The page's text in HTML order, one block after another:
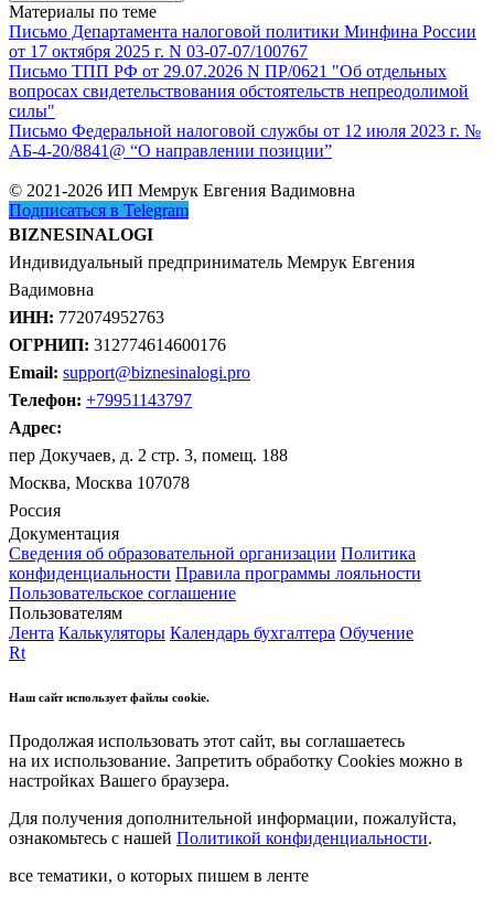
Материалы по теме
Письмо Департамента налоговой политики Минфина России
от 17 октября 2025 г. N 03-07-07/100767
Письмо ТПП РФ от 29.07.2026 N ПР/0621 "Об отдельных
вопросах свидетельствования обстоятельств непреодолимой
силы"
Письмо Федеральной налоговой службы от 12 июля 2023 г. №
АБ-4-20/8841@ “О направлении позиции”
© 2021-2026 ИП Мемрук Евгения Вадимовна
Подписаться в Telegram
BIZNESINALOGI
Индивидуальный предприниматель Мемрук Евгения
Вадимовна
ИНН: 772074952763
ОГРНИП: 312774614600176
Email: support@biznesinalogi.pro
Телефон: +79951143797
Адрес:
пер Докучаев, д. 2 стр. 3, помещ. 188
Москва, Москва 107078
Россия
Документация
Сведения об образовательной организации Политика
конфиденциальности Правила программы лояльности
Пользовательское соглашение
Пользователям
Лента Калькуляторы Календарь бухгалтера Обучение
Rt
Наш сайт использует файлы cookie.
Продолжая использовать этот сайт, вы соглашаетесь
на их использование. Запретить обработку Cookies можно в
настройках Вашего браузера.
Для получения дополнительной информации, пожалуйста,
ознакомьтесь с нашей Политикой конфиденциальности.
все тематики, о которых пишем в ленте